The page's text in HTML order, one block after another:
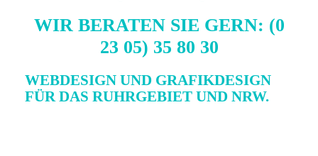
WIR BERATEN SIE GERN: (0
23 05) 35 80 30
WEBDESIGN UND GRAFIKDESIGN
FÜR DAS RUHRGEBIET UND NRW.